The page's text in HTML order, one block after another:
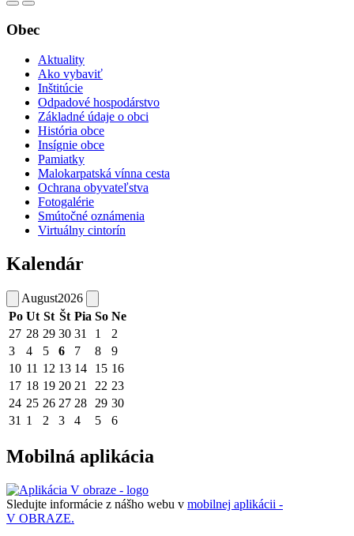
Obec
Aktuality
Ako vybaviť
Inštitúcie
Odpadové hospodárstvo
Základné údaje o obci
História obce
Insígnie obce
Pamiatky
Malokarpatská vínna cesta
Ochrana obyvateľstva
Fotogalérie
Smútočné oznámenia
Virtuálny cintorín
Kalendár
August2026
Po Ut St Št Pia So Ne
27 28 29 30 31 1
2
3
4 5 6 7 8
9
10 11 12 13 14 15 16
17 18 19 20 21 22 23
24 25 26 27 28 29 30
31 1 2 3 4 5 6
Mobilná aplikácia
Sledujte informácie z nášho webu v mobilnej aplikácii -
V OBRAZE.